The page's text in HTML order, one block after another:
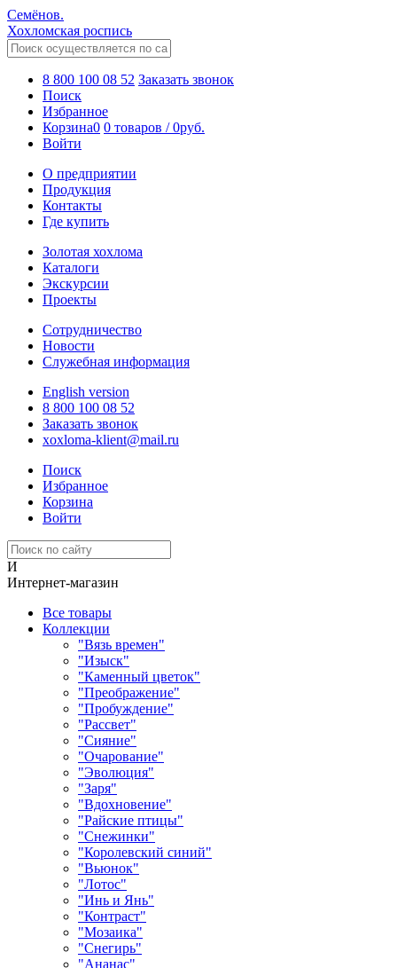
Семёнов.
Хохломская роспись
8 800 100 08 52 Заказать звонок
Поиск
Избранное
Корзина0 0 товаров /0руб.
Войти
О предприятии
Продукция
Контакты
Где купить
Золотая хохлома
Каталоги
Экскурсии
Проекты
Сотрудничество
Новости
Служебная информация
English version
8 800 100 08 52
Заказать звонок
xoxloma-klient@mail.ru
Поиск
Избранное
Корзина
Войти
И
Интернет-магазин
Все товары
Коллекции
"Вязь времен"
"Изыск"
"Каменный цветок"
"Преображение"
"Пробуждение"
"Рассвет"
"Сияние"
"Очарование"
"Эволюция"
"Заря"
"Вдохновение"
"Райские птицы"
"Снежинки"
"Королевский синий"
"Вьюнок"
"Лотос"
"Инь и Янь"
"Контраст"
"Мозаика"
"Снегирь"
"Ананас"